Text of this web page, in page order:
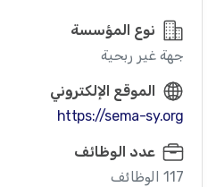
نوع المؤسسة
جهة غير ربحية
الموقع الإلكتروني
https://sema-sy.org
عدد الوظائف
117 الوظائف